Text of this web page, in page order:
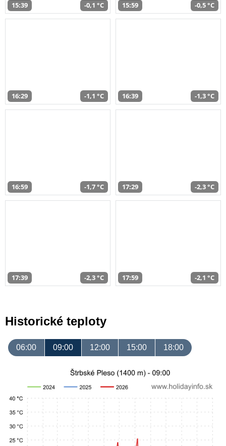
15:39 -0,1 °C 15:59 -0,5 °C
16:29 -1,1 °C 16:39 -1,3 °C
16:59 -1,7 °C 17:29 -2,3 °C
17:39 -2,3 °C 17:59 -2,1 °C
Historické teploty
06:00 09:00 12:00 15:00 18:00